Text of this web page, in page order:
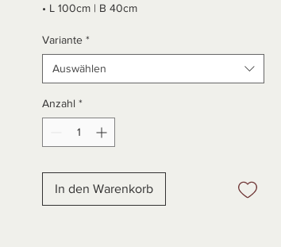
• L 100cm | B 40cm
Variante *
Auswählen
Anzahl *
In den Warenkorb